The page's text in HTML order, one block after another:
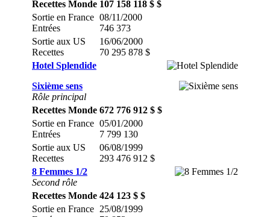
Recettes Monde 107 158 118 $ $
Sortie en France
Entrées
08/11/2000
746 373
Sortie aux US
Recettes
16/06/2000
70 295 878 $
Hotel Splendide
Sixième sens
Rôle principal
Recettes Monde 672 776 912 $ $
Sortie en France
Entrées
05/01/2000
7 799 130
Sortie aux US
Recettes
06/08/1999
293 476 912 $
8 Femmes 1/2
Second rôle
Recettes Monde 424 123 $ $
Sortie en France 25/08/1999